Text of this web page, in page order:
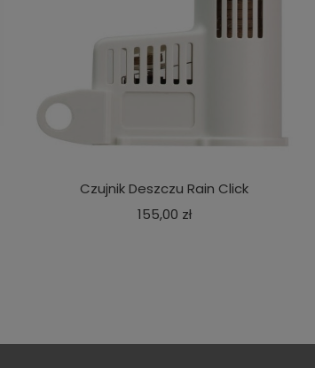
Czujnik Deszczu Rain Click
155,00 złCena